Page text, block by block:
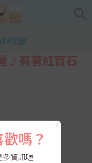
開啟
♪有著紅寶石
X
嗎？
資訊喔